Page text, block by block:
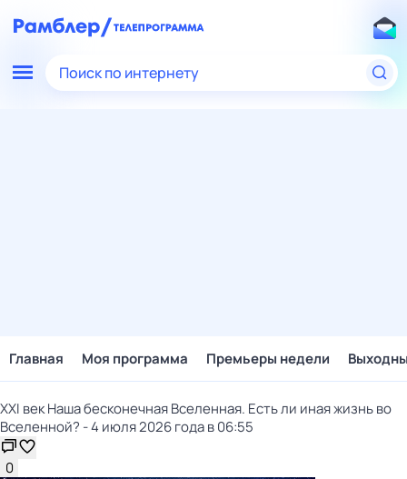
Поиск по интернету
Главная Моя программа Премьеры недели
XXI век Наша бесконечная Вселенная. Есть ли иная жизнь во
Вселенной? - 4 июля 2026 года в 06:55
0